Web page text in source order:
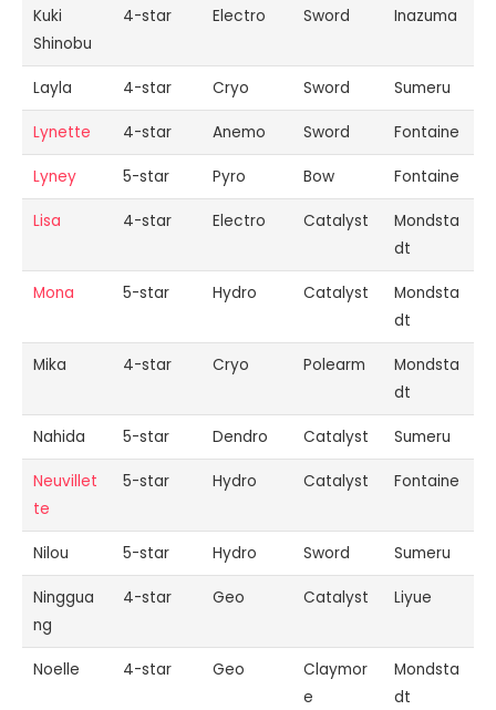
Kuki
Shinobu
4-star Electro Sword Inazuma
Layla 4-star Cryo Sword Sumeru
Lynette 4-star Anemo Sword Fontaine
Lyney 5-star Pyro Bow Fontaine
Lisa 4-star Electro Catalyst
Mondsta
dt
Mona 5-star Hydro Catalyst
Mondsta
dt
Mika 4-star Cryo Polearm
Mondsta
dt
Nahida 5-star Dendro Catalyst Sumeru
Neuvillet
te
5-star Hydro Catalyst Fontaine
Nilou 5-star Hydro Sword Sumeru
Ninggua
ng
4-star Geo Catalyst Liyue
Noelle 4-star Geo
Claymor
e
Mondsta
dt